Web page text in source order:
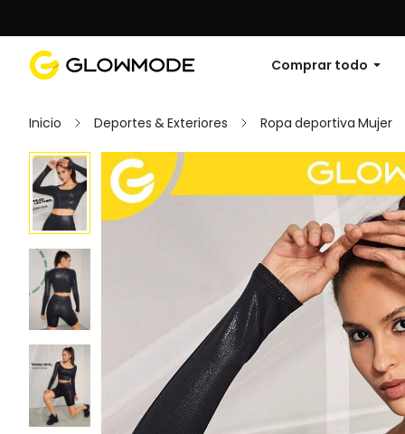
Comprar todo
Inicio Deportes & Exteriores Ropa deportiva Mujer